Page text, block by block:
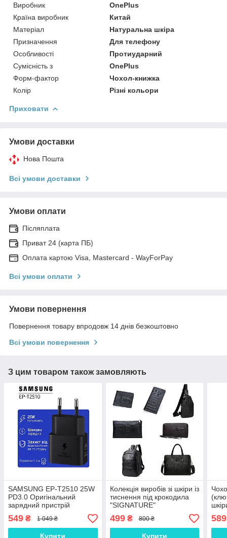
Виробник
OnePlus
Країна виробник
Китай
Матеріал
Натуральна шкіра
Призначення
Для телефону
Особливості
Протиударний
Сумісність з
OnePlus
Форм-фактор
Чохол-книжка
Колір
Різні кольори
Приховати
Умови доставки
Нова Пошта
Всі умови доставки
Умови оплати
Післяплата
Приват 24 (карта ПБ)
Оплата картою Visa, Mastercard - WayForPay
Всі умови оплати
Умови повернення
Повернення товару впродовж 14 днів безкоштовно
Всі умови повернення
З цим товаром також замовляють
SAMSUNG EP-T2510 25W
PD3.0 Оригінальний
зарядний пристрій
549 ₴ 1 049 ₴
Купити
Колекція виробів зі шкіри із
тиснення під крокодила
"SIGNATURE"
499₴ 800 ₴
Купити
589